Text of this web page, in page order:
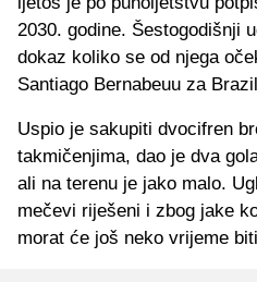
2030. godine. Šestogodišnji
dokaz koliko se od njega
Santiago Bernabeuu za
Uspio je sakupiti dvocifren
takmičenjima, dao je dva
ali na terenu je jako malo.
mečevi riješeni i zbog jake
morat će još neko vrijeme